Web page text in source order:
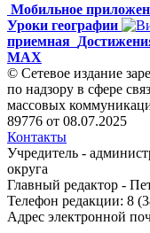
Мобильное
Уроки географии
приемная
MAX
© Сетевое издание
по надзору в сфере
массовых
89776 от 08.07.2025
Контакты
Учредитель -
округа
Главный редактор -
Телефон редакции: 8
Адрес электронной